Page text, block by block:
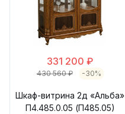
331 200 ₽
430 560 ₽ -30%
Шкаф-витрина 2д «Альба»
П4.485.0.05 (П485.05)